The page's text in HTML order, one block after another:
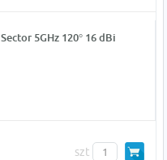
5GHz 120° 16 dBi
szt